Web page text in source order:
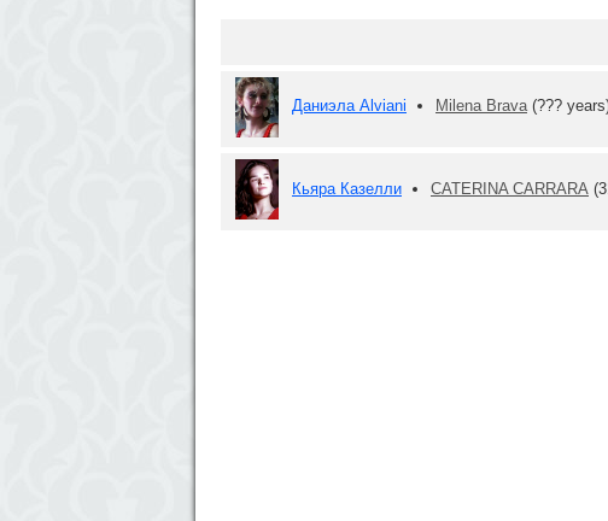
Даниэла Alviani Milena Brava(???
Кьяра Казелли CATERINA CARRARA